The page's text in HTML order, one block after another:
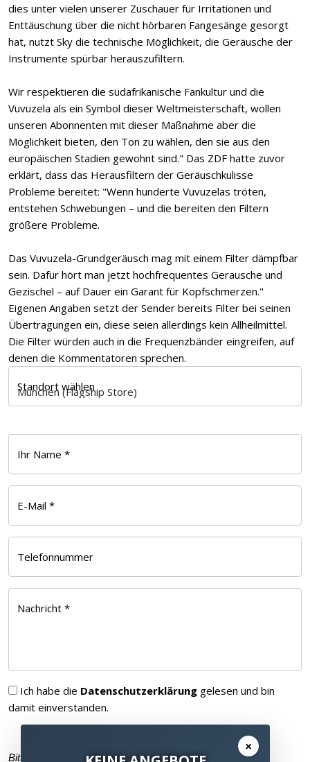
dies unter vielen unserer Zuschauer für Irritationen und
Enttäuschung über die nicht hörbaren Fangesänge gesorgt
hat, nutzt Sky die technische Möglichkeit, die Geräusche der
Instrumente spürbar herauszufiltern.
Wir respektieren die südafrikanische Fankultur und die
Vuvuzela als ein Symbol dieser Weltmeisterschaft, wollen
unseren Abonnenten mit dieser Maßnahme aber die
Möglichkeit bieten, den Ton zu wählen, den sie aus den
europäischen Stadien gewohnt sind." Das ZDF hatte zuvor
erklärt, dass das Herausfiltern der Geräuschkulisse
Probleme bereitet: "Wenn hunderte Vuvuzelas tröten,
entstehen Schwebungen – und die bereiten den Filtern
größere Probleme.
Das Vuvuzela-Grundgeräusch mag mit einem Filter dämpfbar
sein. Dafür hört man jetzt hochfrequentes Gerausche und
Gezischel – auf Dauer ein Garant für Kopfschmerzen."
Eigenen Angaben setzt der Sender bereits Filter bei seinen
Übertragungen ein, diese seien allerdings kein Allheilmittel.
Die Filter würden auch in die Frequenzbänder eingreifen, auf
denen die Kommentatoren sprechen.
Standort wählen
Ihr Name *
E-Mail *
Telefonnummer
Nachricht *
Ich habe die Datenschutzerklärung gelesen und bin
damit einverstanden.
Bitte füllen Sie alle Pflichtfelder (*) aus
×